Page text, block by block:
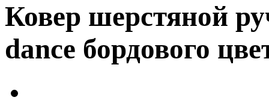
Ковер шерстяной
dance бордового